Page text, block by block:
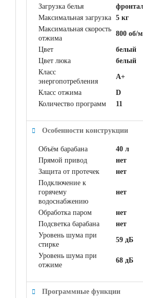
Загрузка белья
Максимальная загрузка 5 кг
Максимальная скорость
отжима
800 об/
Цвет
белый
Цвет люка
белый
Класс
энергопотребления
A+
Класс отжима
D
Количество программ
11
Особенности конструкции
Объём барабана
40 л
Прямой привод
нет
Защита от протечек
нет
Подключение к
горячему
водоснабжению
нет
Обработка паром
нет
Подсветка барабана
нет
Уровень шума при
стирке
59 дБ
Уровень шума при
отжиме
68 дБ
Программные функции